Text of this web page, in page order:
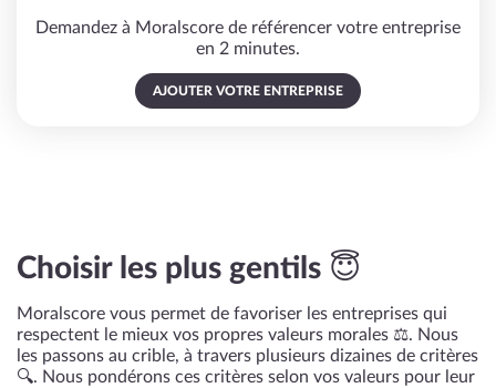
Demandez à Moralscore de référencer votre entreprise
en 2 minutes.
AJOUTER VOTRE ENTREPRISE
Choisir les plus gentils 😇
Moralscore vous permet de favoriser les entreprises qui
respectent le mieux vos propres valeurs morales ⚖️. Nous
les passons au crible, à travers plusieurs dizaines de critères
🔍. Nous pondérons ces critères selon vos valeurs pour leur